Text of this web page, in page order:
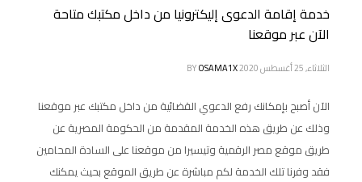
خدمة إقامة الدعوى إليكترونيا من داخل مكتبك متاحة
الآن عبر موقعنا
الثلاثاء, 25 أغسطس 2020 BYOSAMA1X
الآن أصبح بإمكانك رفع الدعوي القضائية من داخل مكتبك عبر موقعنا
وذلك عن طريق هذه الخدمة المقدمة من الحكومة المصرية عن
طريق موقع مصر الرقمية وتيسيرا من موقعنا على السادة المحامين
فقد وفرنا تلك الخدمة لكم مباشرة عن طريق الموقع بحيث يمكنك